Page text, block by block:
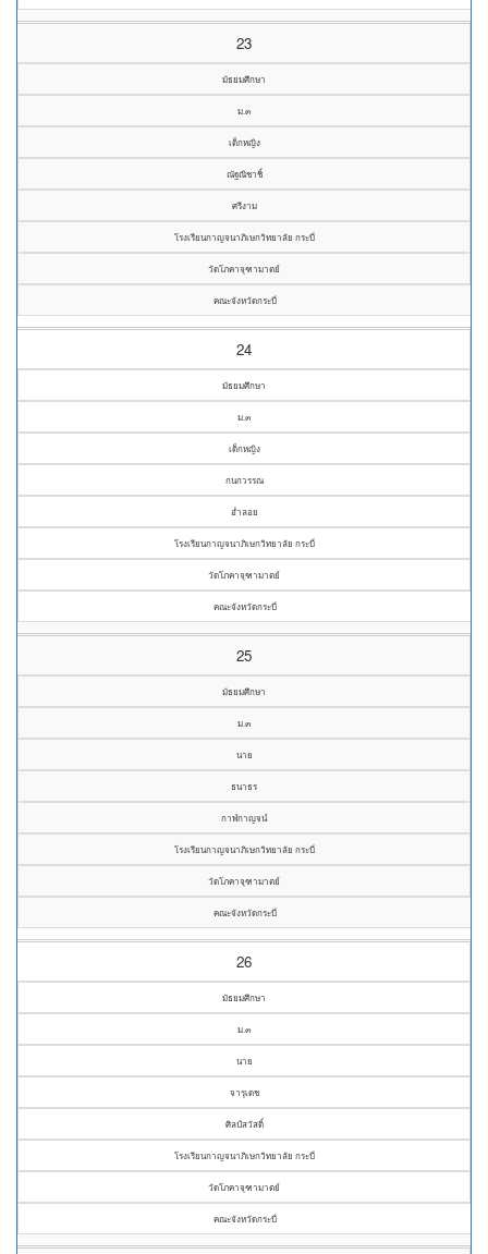
23
มัธยมศึกษา
ม.๓
เด็กหญิง
ณัฐณิชาชิ์
ศรีงาม
โรงเรียนกาญจนาภิเษกวิทยาลัย กระบี่
วัดโภคาจุฑามาตย์
คณะจังหวัดกระบี่
24
มัธยมศึกษา
ม.๓
เด็กหญิง
กนกวรรณ
อ่ำลอย
โรงเรียนกาญจนาภิเษกวิทยาลัย กระบี่
วัดโภคาจุฑามาตย์
คณะจังหวัดกระบี่
25
มัธยมศึกษา
ม.๓
นาย
ธนาธร
กาฬกาญจน์
โรงเรียนกาญจนาภิเษกวิทยาลัย กระบี่
วัดโภคาจุฑามาตย์
คณะจังหวัดกระบี่
26
มัธยมศึกษา
ม.๓
นาย
จารุเดช
ศิลป์สวัสดิ์
โรงเรียนกาญจนาภิเษกวิทยาลัย กระบี่
วัดโภคาจุฑามาตย์
คณะจังหวัดกระบี่